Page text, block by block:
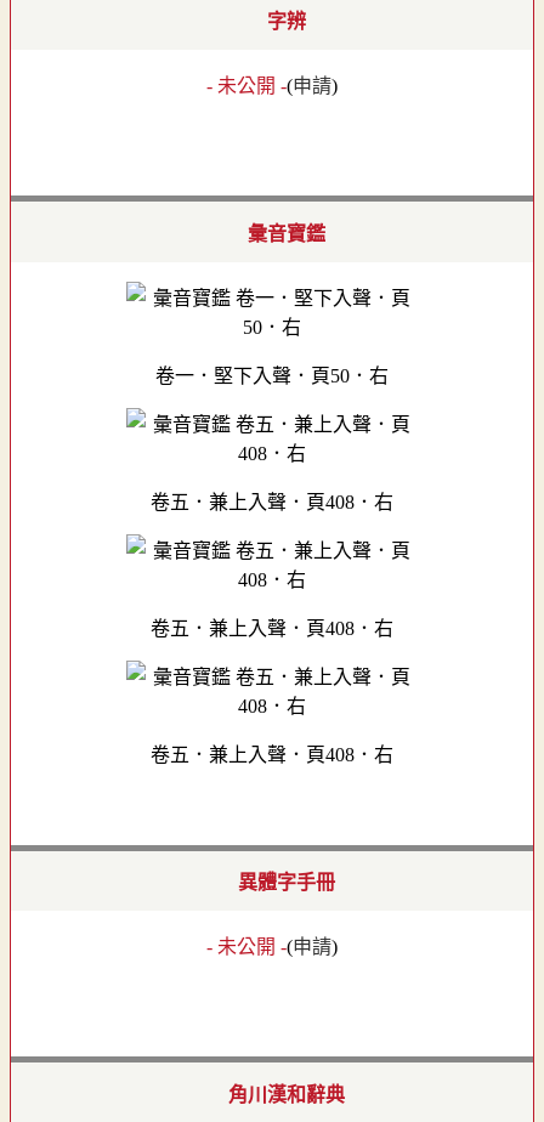
字辨
- 未公開 -(申請)
彙音寶鑑
卷一．堅下入聲．頁50．右
卷五．兼上入聲．頁408．右
卷五．兼上入聲．頁408．右
卷五．兼上入聲．頁408．右
異體字手冊
- 未公開 -(申請)
角川漢和辭典